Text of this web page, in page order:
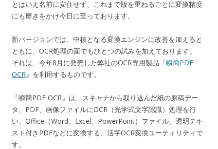
とはいえ名前に安住せず、これまで版を重ねるごとに変換精度
にも磨きをかけ今日に至っております。
新バージョンでは、中核となる変換エンジンに改善を加えると
ともに、OCR処理の面でもひとつの試みを加えております。
それは、今年8月に発売した弊社のOCR専用製品 『瞬簡PDF
OCR』を利用するものです。
『瞬簡PDF OCR』は、スキャナから取り込んだ紙の原稿デー
タ、PDF、画像ファイルにOCR（光学式文字認識）処理を行
い、Office（Word、Excel、PowerPoint）ファイル、透明テキ
スト付きPDFなどに変換する、活字OCR変換ユーティリティで
す。